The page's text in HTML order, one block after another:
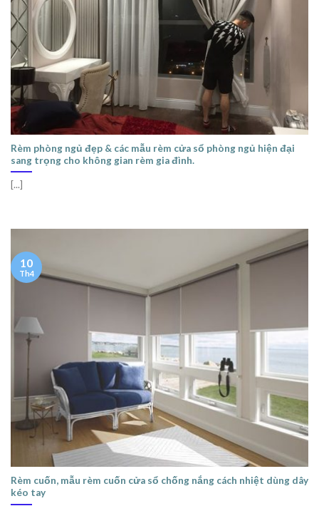
Rèm phòng ngủ đẹp & các mẫu rèm cửa sổ phòng ngủ hiện đại
sang trọng cho không gian rèm gia đình.
[...]
Rèm cuốn, mẫu rèm cuốn cửa sổ chống nắng cách nhiệt dùng dây
kéo tay
10
Th4